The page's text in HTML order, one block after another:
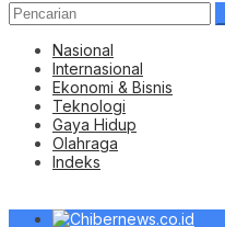
Nasional
Internasional
Ekonomi & Bisnis
Teknologi
Gaya Hidup
Olahraga
Indeks